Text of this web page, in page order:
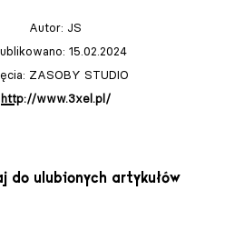
Autor: JS
15.02.2024
ZASOBY STUDIO
http://www.3xel.pl/
do ulubionych artykułów